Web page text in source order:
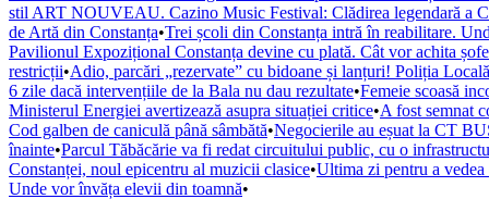
stil ART NOUVEAU. Cazino Music Festival: Clădirea legendară a
de Artă din Constanța•Trei școli din Constanța intră în reabilitare.
Pavilionul Expozițional Constanța devine cu plată. Cât vor achita
restricții•Adio, parcări „rezervate” cu bidoane și lanțuri! Poliția
6 zile dacă intervențiile de la Bala nu dau rezultate•Femeie scoasă
Ministerul Energiei avertizează asupra situației critice•A fost semnat
Cod galben de caniculă până sâmbătă•Negocierile au eșuat la CT
înainte•Parcul Tăbăcărie va fi redat circuitului public, cu o
Constanței, noul epicentru al muzicii clasice•Ultima zi pentru a
Unde vor învăța elevii din toamnă•